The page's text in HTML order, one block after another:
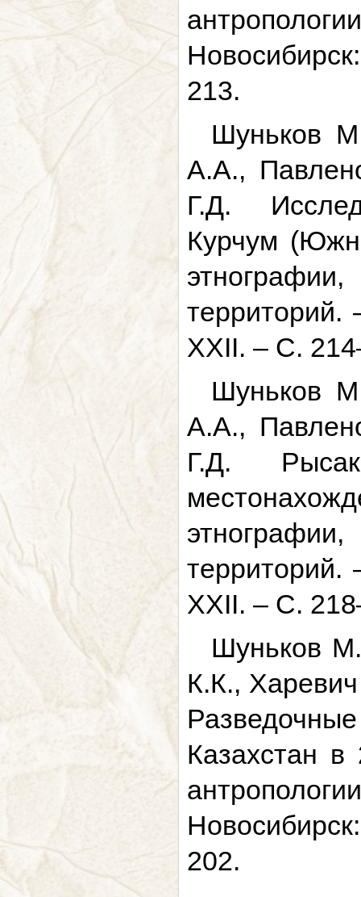
213.
Шуньков
А.А.,
Г.Д.
Курчум
XXII. – С.
Шуньков
А.А.,
Г.Д.
XXII. – С.
Шуньков
К.К.,
Казахстан
202.